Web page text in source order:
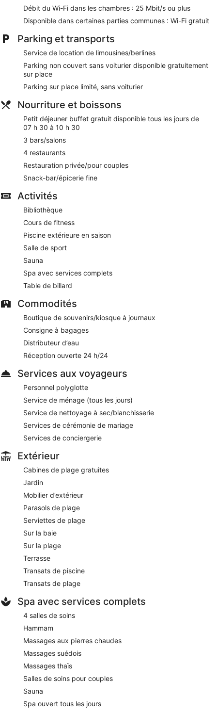
Débit du Wi-Fi dans les chambres : 25 Mbit/s ou plus
Disponible dans certaines parties communes : Wi-Fi gratuit
Parking et transports
Service de location de limousines/berlines
Parking non couvert sans voiturier disponible gratuitement
sur place
Parking sur place limité, sans voiturier
Nourriture et boissons
Petit déjeuner buffet gratuit disponible tous les jours de
07 h 30 à 10 h 30
3 bars/salons
4 restaurants
Restauration privée/pour couples
Snack-bar/épicerie fine
Activités
Bibliothèque
Cours de fitness
Piscine extérieure en saison
Salle de sport
Sauna
Spa avec services complets
Table de billard
Commodités
Boutique de souvenirs/kiosque à journaux
Consigne à bagages
Distributeur d’eau
Réception ouverte 24 h/24
Services aux voyageurs
Personnel polyglotte
Service de ménage (tous les jours)
Service de nettoyage à sec/blanchisserie
Services de cérémonie de mariage
Services de conciergerie
Extérieur
Cabines de plage gratuites
Jardin
Mobilier d’extérieur
Parasols de plage
Serviettes de plage
Sur la baie
Sur la plage
Terrasse
Transats de piscine
Transats de plage
Spa avec services complets
4 salles de soins
Hammam
Massages aux pierres chaudes
Massages suédois
Massages thaïs
Salles de soins pour couples
Sauna
Spa ouvert tous les jours